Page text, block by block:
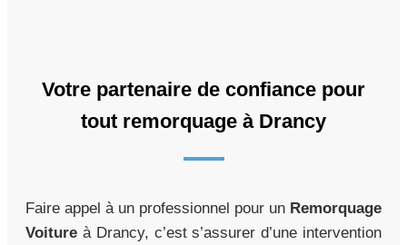
Votre partenaire de confiance pour
tout remorquage à Drancy
Faire appel à un professionnel pour un Remorquage
Voiture à Drancy, c’est s’assurer d’une intervention